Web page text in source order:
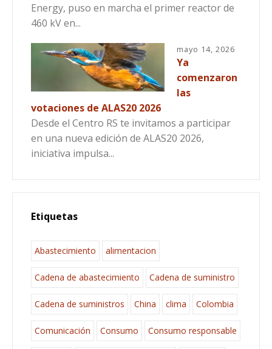
Energy, puso en marcha el primer reactor de
460 kV en...
mayo 14, 2026
Ya
comenzaron
las
votaciones de ALAS20 2026
Desde el Centro RS te invitamos a participar
en una nueva edición de ALAS20 2026,
iniciativa impulsa...
Etiquetas
Abastecimiento alimentacion
Cadena de abastecimiento Cadena de suministro
Cadena de suministros China clima Colombia
Comunicación Consumo Consumo responsable